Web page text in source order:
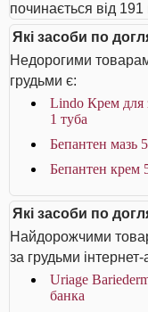
починається від 191
Які засоби по
Недорогими
грудьми є:
Lindo Крем для
1 туба
Бепантен мазь
Бепантен крем
Які засоби по
Найдорожчими
за грудьми
Uriage
банка